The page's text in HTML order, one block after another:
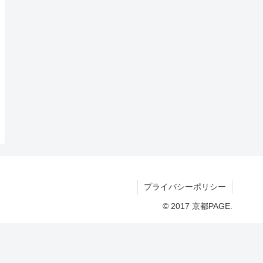
プライバシーポリシー
© 2017 京都PAGE.